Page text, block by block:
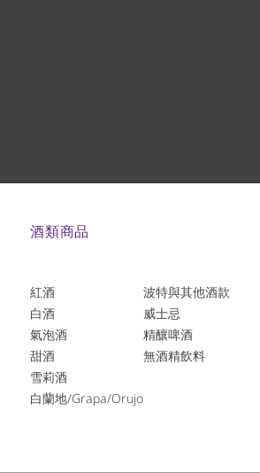
酒類商品
紅酒
白酒
氣泡酒
​甜酒
雪莉酒
白蘭地/Grapa/Orujo
波特與其他酒款
威士忌
精釀啤酒
​無酒精飲料